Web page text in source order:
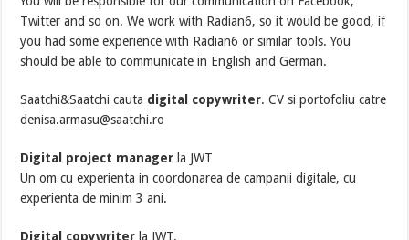
Twitter and so on. We work with Radian6, so it would be good, if
you had some experience with Radian6 or similar tools. You
should be able to communicate in English and German.
Saatchi&Saatchi cauta digital copywriter. CV si portofoliu catre
denisa.armasu@saatchi.ro
Digital project manager la JWT
Un om cu experienta in coordonarea de campanii digitale, cu
experienta de minim 3 ani.
Digital copywriter la JWT.